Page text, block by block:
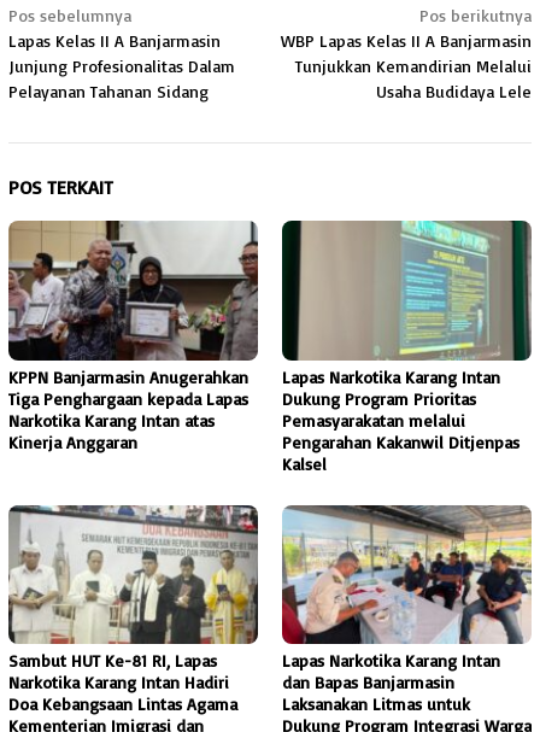
Navigasi
pos
Pos sebelumnya
Lapas Kelas II A Banjarmasin
Junjung Profesionalitas Dalam
Pelayanan Tahanan Sidang
Pos berikutnya
WBP Lapas Kelas II A Banjarmasin
Tunjukkan Kemandirian Melalui
Usaha Budidaya Lele
POS TERKAIT
KPPN Banjarmasin Anugerahkan
Tiga Penghargaan kepada Lapas
Narkotika Karang Intan atas
Kinerja Anggaran
Lapas Narkotika Karang Intan
Dukung Program Prioritas
Pemasyarakatan melalui
Pengarahan Kakanwil Ditjenpas
Kalsel
Sambut HUT Ke-81 RI, Lapas
Narkotika Karang Intan Hadiri
Doa Kebangsaan Lintas Agama
Kementerian Imigrasi dan
Lapas Narkotika Karang Intan
dan Bapas Banjarmasin
Laksanakan Litmas untuk
Dukung Program Integrasi Warga